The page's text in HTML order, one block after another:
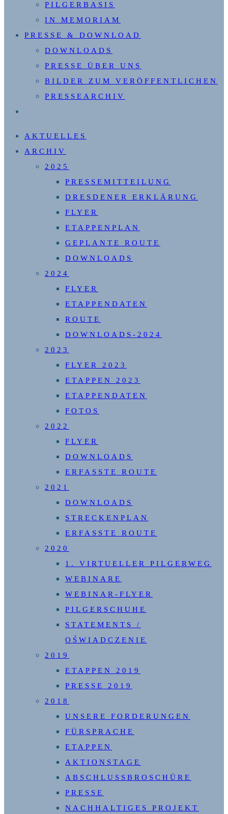
PILGERBASIS
IN MEMORIAM
PRESSE & DOWNLOAD
DOWNLOADS
PRESSE ÜBER UNS
BILDER ZUM VERÖFFENTLICHEN
PRESSEARCHIV
UMSCHALTEN
AKTUELLES
ARCHIV
2025
PRESSEMITTEILUNG
DRESDENER ERKLÄRUNG
FLYER
ETAPPENPLAN
GEPLANTE ROUTE
DOWNLOADS
2024
FLYER
ETAPPENDATEN
ROUTE
DOWNLOADS-2024
2023
FLYER 2023
ETAPPEN 2023
ETAPPENDATEN
FOTOS
2022
FLYER
DOWNLOADS
ERFASSTE ROUTE
2021
DOWNLOADS
STRECKENPLAN
ERFASSTE ROUTE
2020
1. VIRTUELLER PILGERWEG
WEBINARE
WEBINAR-FLYER
PILGERSCHUHE
STATEMENTS /
OŚWIADCZENIE
2019
ETAPPEN 2019
PRESSE 2019
2018
UNSERE FORDERUNGEN
FÜRSPRACHE
ETAPPEN
AKTIONSTAGE
ABSCHLUSSBROSCHÜRE
PRESSE
NACHHALTIGES PROJEKT